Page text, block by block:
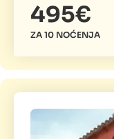
495€
ZA 10 NOĆENJA